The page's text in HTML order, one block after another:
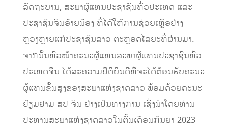
ລັດຖະບານ, ສະພາຜູ້ແທນປະຊາຊົນທົ່ວປະເທດ ແລະ
ປະຊາຊົນຈີນອ້າຍນ້ອງ ທີ່ໄດ້ໃຫ້ການຊ່ວຍເຫຼືອຢ່າງ
ຫຼວງຫຼາຍແກ່ປະຊາຊົນລາວ ຕະຫຼອດໄລຍະທີ່ຜ່ານມາ.
ຈາກນັ້ນຫົວໜ້າຄະນະຜູ້ແທນສະພາຜູ້ແທນປະຊາຊົນທົ່ວ
ປະເທດຈີນ ໄດ້ສະຄວາມປິຕິຍິນດີທີ່ຈະໄດ້ຕ້ອນຮັບຄະນະ
ຜູ້ແທນຂັ້ນສູງຂອງສະພາແຫ່ງຊາດລາວ ພ້ອມດ້ວຍຄະນະ
ຢ້ຽມຢາມ ສປ ຈີນ ຢ່າງເປັນທາງການ ເຊິ່ງນໍາໂດຍທ່ານ
ປະທານສະພາແຫ່ງຊາດລາວໃນຕົ້ນເດືອນກັນຍາ 2023